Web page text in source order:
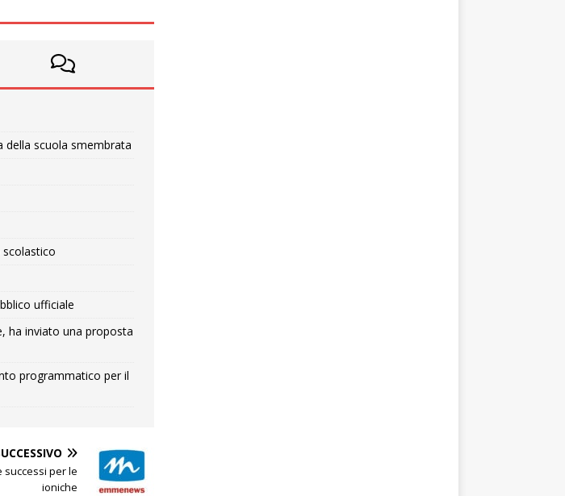
della scuola smembrata
ufficiale
ha inviato una proposta
programmatico per il
successi per le
ioniche